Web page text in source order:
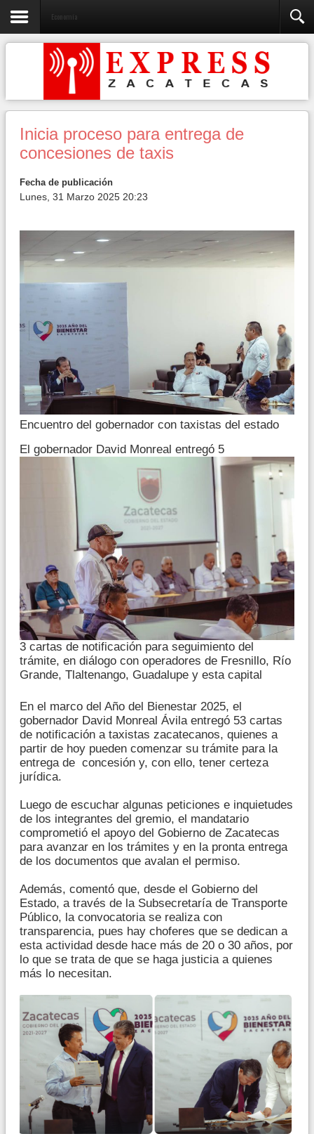
Economía
Inicia proceso para entrega de
concesiones de taxis
Fecha de publicación
Lunes, 31 Marzo 2025 20:23
Encuentro del gobernador con taxistas del estado
El gobernador David Monreal entregó 5
3 cartas de notificación para seguimiento del
trámite, en diálogo con operadores de Fresnillo, Río
Grande, Tlaltenango, Guadalupe y esta capital
En el marco del Año del Bienestar 2025, el
gobernador David Monreal Ávila entregó 53 cartas
de notificación a taxistas zacatecanos, quienes a
partir de hoy pueden comenzar su trámite para la
entrega de concesión y, con ello, tener certeza
jurídica.
Luego de escuchar algunas peticiones e inquietudes
de los integrantes del gremio, el mandatario
comprometió el apoyo del Gobierno de Zacatecas
para avanzar en los trámites y en la pronta entrega
de los documentos que avalan el permiso.
Además, comentó que, desde el Gobierno del
Estado, a través de la Subsecretaría de Transporte
Público, la convocatoria se realiza con
transparencia, pues hay choferes que se dedican a
esta actividad desde hace más de 20 o 30 años, por
lo que se trata de que se haga justicia a quienes
más lo necesitan.